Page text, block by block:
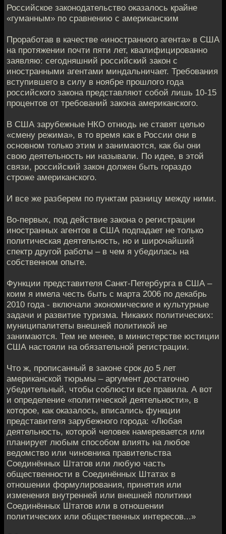
Российское законодательство оказалось крайне
«гуманным» по сравнению с американским
Проработав в качестве «иностранного агента» в США
на протяжении почти пяти лет, квалифицированно
заявляю: сегодняшний российский закон с
иностранными агентами миндальничает. Требования
вступившего в силу в ноябре прошлого года
российского закона представляют собой лишь 10-15
процентов от требований закона американского.
В США зарубежные НКО отнюдь не ставят целью
«смену режима», в то время как в России они в
основном только этим и занимаются, как бы они
свою деятельность ни называли. По идее, в этой
связи, российский закон должен быть гораздо
строже американского.
И все же разберем по пунктам разницу между ними.
Во-первых, под действие закона о регистрации
иностранных агентов в США подпадает не только
политическая деятельность, но и широчайший
спектр другой работы – в чем я убедилась на
собственном опыте.
Функции представителя Санкт-Петербурга в США –
коим я имела честь быть с марта 2006 по декабрь
2010 года - включали экономические и культурные
задачи и развитие туризма. Никаких политических:
муниципалитеты внешней политикой не
занимаются. Тем не менее, в министерстве юстиции
США настояли на обязательной регистрации.
Что ж, прописанный в законе срок до 5 лет
американской тюрьмы – аргумент достаточно
убедительный, чтобы соблюсти все правила. А вот
и определение «политической деятельности», в
которое, как оказалось, вписались функции
представителя зарубежного города: «Любая
деятельность, которой человек намеревается или
планирует любым способом влиять на любое
ведомство или чиновника правительства
Соединённых Штатов или любую часть
общественности в Соединённых Штатах в
отношении формулирования, принятия или
изменения внутренней или внешней политики
Соединённых Штатов или в отношении
политических или общественных интересов...»